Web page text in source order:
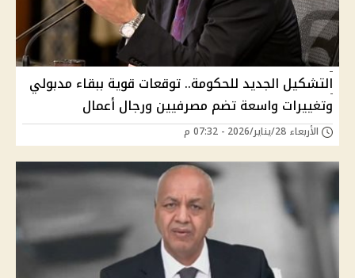
التشكيل الجديد للحكومة.. توقعات قوية ببقاء مدبولي
وتغييرات واسعة تضم مصرفيين ورجال أعمال
الأربعاء 28/يناير/2026 - 07:32 م